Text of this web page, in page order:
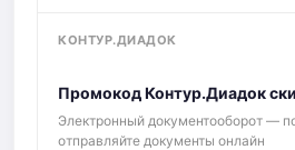
КОНТУР.ДИАДОК
Промокод Контур.Диадок
Электронный документооборот —
отправляйте документы онлайн